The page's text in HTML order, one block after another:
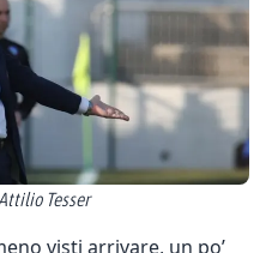
Tesser
visti arrivare, un po’